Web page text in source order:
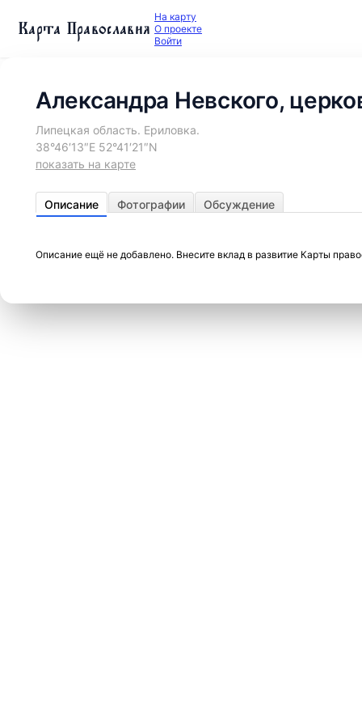
Карта Православия На карту
О проекте
Войти
Александра Невского,
Липецкая область. Ериловка.
38°46′13″E 52°41′21″N
показать на карте
Описание Фотографии Обсуждение
Описание ещё не добавлено. Внесите вклад в развитие Карты